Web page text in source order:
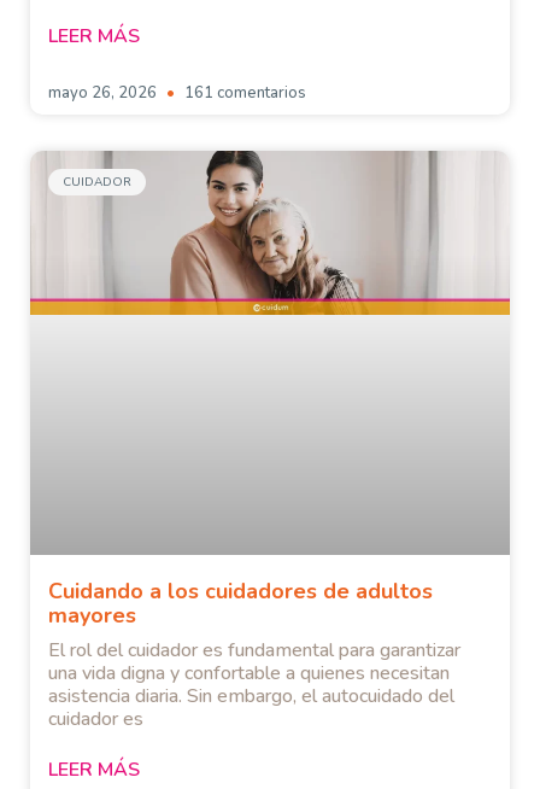
LEER MÁS
mayo 26, 2026 161 comentarios
CUIDADOR
Cuidando a los cuidadores de adultos
mayores
El rol del cuidador es fundamental para garantizar
una vida digna y confortable a quienes necesitan
asistencia diaria. Sin embargo, el autocuidado del
cuidador es
LEER MÁS